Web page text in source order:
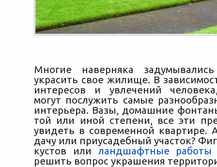
Многие наверняка
украсить свое жилище. В
интересов и увлечений
могут послужить самые
интерьера. Вазы, домашние
той или иной степени, все эти
увидеть в современной квартире.
дачу или приусадебный участок?
кустов или ландшафтные работы
решить вопрос украшения